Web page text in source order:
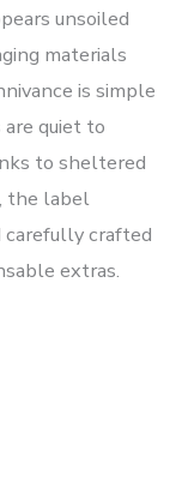
unsoiled
materials
is simple
quiet to
to sheltered
the label
carefully crafted
extras.